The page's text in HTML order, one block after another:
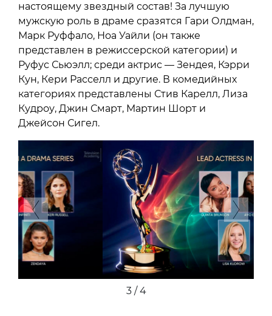
настоящему звездный состав! За лучшую
мужскую роль в драме сразятся Гари Олдман,
Марк Руффало, Ноа Уайли (он также
представлен в режиссерской категории) и
Руфус Сьюэлл; среди актрис — Зендея, Кэрри
Кун, Кери Расселл и другие. В комедийных
категориях представлены Стив Карелл, Лиза
Кудроу, Джин Смарт, Мартин Шорт и
Джейсон Сигел.
Previous Next
4 / 4